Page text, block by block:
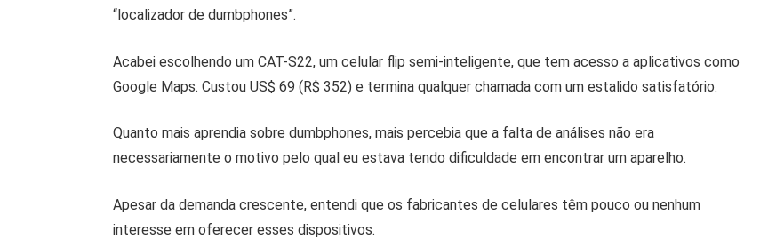
“localizador de dumbphones”.
Acabei escolhendo um CAT-S22, um celular flip semi-inteligente, que tem acesso a aplicativos como
Google Maps. Custou US$ 69 (R$ 352) e termina qualquer chamada com um estalido satisfatório.
Quanto mais aprendia sobre dumbphones, mais percebia que a falta de análises não era
necessariamente o motivo pelo qual eu estava tendo dificuldade em encontrar um aparelho.
Apesar da demanda crescente, entendi que os fabricantes de celulares têm pouco ou nenhum
interesse em oferecer esses dispositivos.